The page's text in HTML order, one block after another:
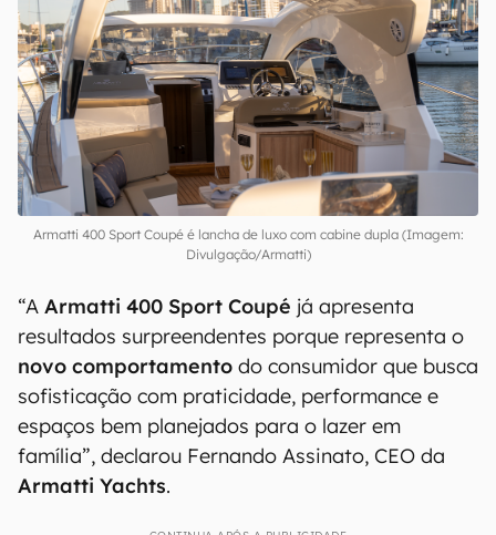
Dá para adquirir aArmatti 400 Sport Coupé
com "apenas"R$ 2,5 milhões— para
comparação, considere que a Ferrari Roma pode
ser encontrada no mercado brasileiro por
aproximadamente R$ 3,4 milhões.
Armatti 400 Sport Coupé é lancha de luxo com cabine dupla (Imagem: